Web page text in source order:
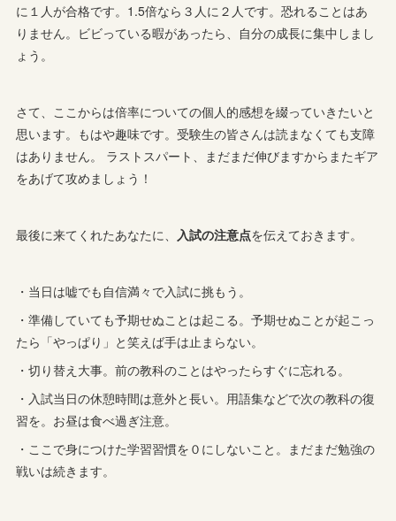
に１人が合格です。1.5倍なら３人に２人です。恐れることはあ
りません。ビビっている暇があったら、自分の成長に集中しまし
ょう。
さて、ここからは倍率についての個人的感想を綴っていきたいと
思います。もはや趣味です。受験生の皆さんは読まなくても支障
はありません。 ラストスパート、まだまだ伸びますからまたギア
をあげて攻めましょう！
最後に来てくれたあなたに、 入試の注意点を伝えておきます。
・当日は嘘でも自信満々で入試に挑もう。
・準備していても予期せぬことは起こる。予期せぬことが起こっ
たら「やっぱり」と笑えば手は止まらない。
・切り替え大事。前の教科のことはやったらすぐに忘れる。
・入試当日の休憩時間は意外と長い。用語集などで次の教科の復
習を。お昼は食べ過ぎ注意。
・ここで身につけた学習習慣を０にしないこと。まだまだ勉強の
戦いは続きます。